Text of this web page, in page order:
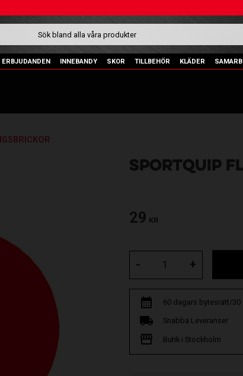
ERBJUDANDEN INNEBANDY SKOR TILLBEHÖR KLÄDER
SPORTQUIP
29 KR
+
-
60 dagars bytesrätt/
Snabba Leveranser
Butik i Stockholm